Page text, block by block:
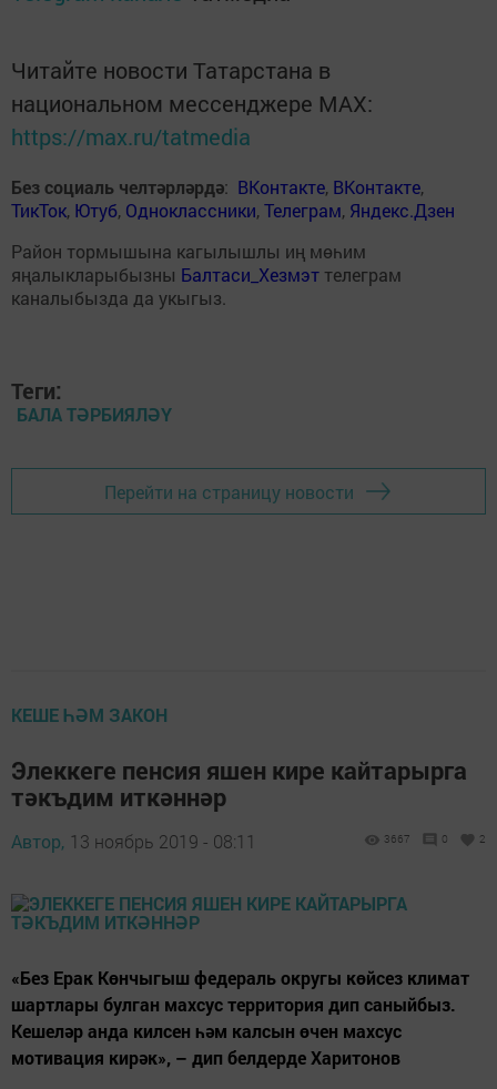
Читайте новости Татарстана в
национальном мессенджере MАХ:
https://max.ru/tatmedia
Без социаль челтәрләрдә: ВКонтакте, ВКонтакте,
ТикТок, Ютуб, Одноклассники,Телеграм, Яндекс.Дзен
Район тормышына кагылышлы иң мөһим
яңалыкларыбызны Балтаси_Хезмэт телеграм
каналыбызда да укыгыз.
Теги:
БАЛА ТӘРБИЯЛӘҮ
Перейти на страницу новости
КЕШЕ ҺӘМ ЗАКОН
Элеккеге пенсия яшен кире кайтарырга
тәкъдим иткәннәр
Автор, 13 ноябрь 2019 - 08:11 3667 0 2
«Без Ерак Көнчыгыш федераль округы көйсез климат
шартлары булган махсус территория дип саныйбыз.
Кешеләр анда килсен һәм калсын өчен махсус
мотивация кирәк», – дип белдерде Харитонов